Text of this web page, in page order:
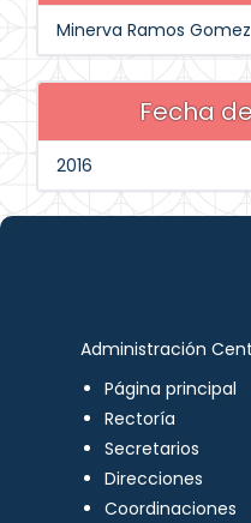
Minerva Ramos Gomez
Fecha
2016
Administración
Página principal
Rectoría
Secretarios
Direcciones
Coordinaciones